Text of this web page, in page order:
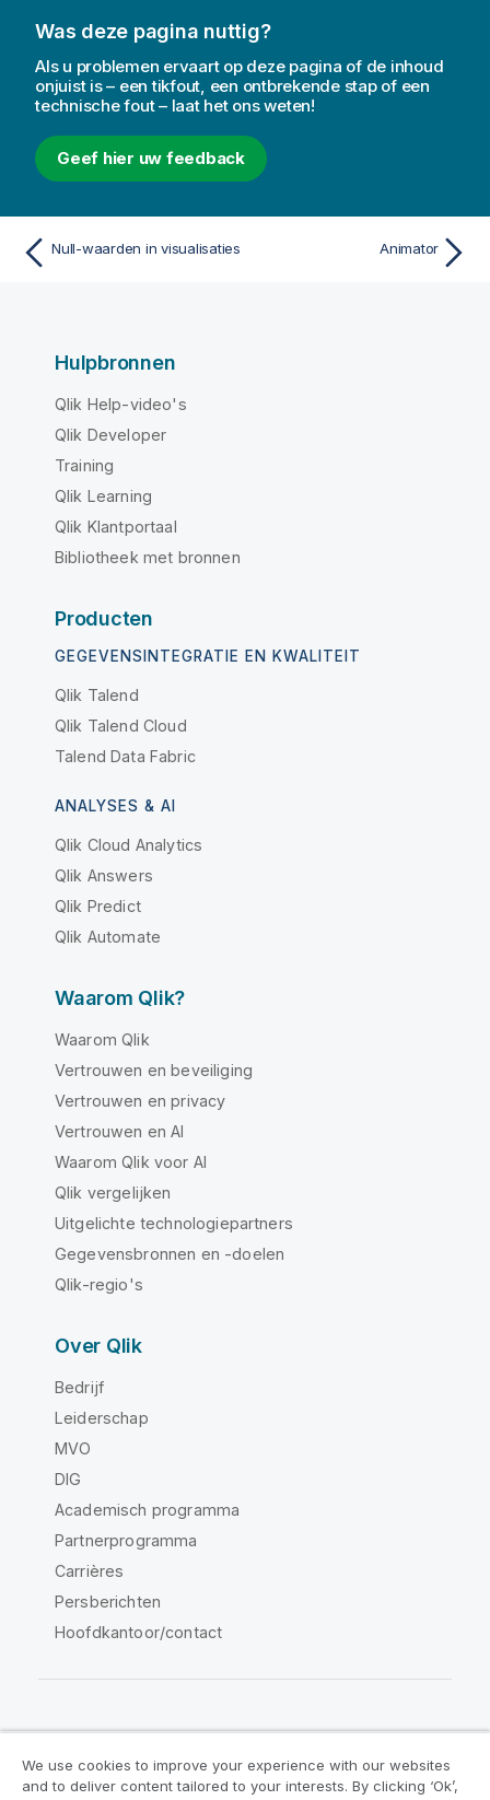
Was deze pagina nuttig?
Als u problemen ervaart op deze pagina of de inhoud
onjuist is – een tikfout, een ontbrekende stap of een
technische fout – laat het ons weten!
Geef hier uw feedback
Null-waarden in visualisaties Animator
Hulpbronnen
Qlik Help-video's
Qlik Developer
Training
Qlik Learning
Qlik Klantportaal
Bibliotheek met bronnen
Producten
GEGEVENSINTEGRATIE EN KWALITEIT
Qlik Talend
Qlik Talend Cloud
Talend Data Fabric
ANALYSES & AI
Qlik Cloud Analytics
Qlik Answers
Qlik Predict
Qlik Automate
Waarom Qlik?
Waarom Qlik
Vertrouwen en beveiliging
Vertrouwen en privacy
Vertrouwen en AI
Waarom Qlik voor AI
Qlik vergelijken
Uitgelichte technologiepartners
Gegevensbronnen en -doelen
Qlik-regio's
Over Qlik
Bedrijf
Leiderschap
MVO
DIG
Academisch programma
Partnerprogramma
Carrières
Persberichten
Hoofdkantoor/contact
We use cookies to improve your experience with our websites
and to deliver content tailored to your interests. By clicking ‘Ok’,